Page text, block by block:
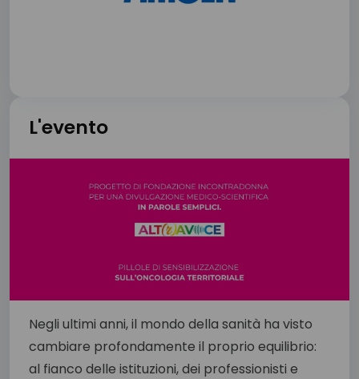
L'evento
Negli ultimi anni, il mondo della sanità ha visto
cambiare profondamente il proprio equilibrio:
al fianco delle istituzioni, dei professionisti e